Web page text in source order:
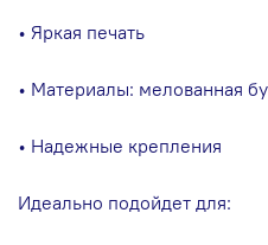
• Яркая печать
• Материалы: мелованная
• Надежные крепления
Идеально подойдет для: